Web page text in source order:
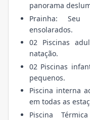
panorama
Prainha:
ensolarados.
02 Piscinas
natação.
02 Piscinas
pequenos.
Piscina interna
em todas as
Piscina